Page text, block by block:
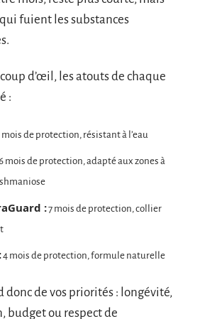
fuient les substances
d’œil, les atouts de chaque
:
mois de protection, résistant à l’eau
mois de protection, adapté aux zones à
:7 mois de protection, collier
4 mois de protection, formule naturelle
donc de vos priorités : longévité,
budget ou respect de